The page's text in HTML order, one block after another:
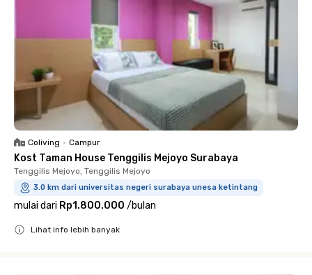
Coliving • Campur
Kost Taman House Tenggilis Mejoyo Surabaya
Tenggilis Mejoyo, Tenggilis Mejoyo
3.0 km dari universitas negeri surabaya unesa ketintang
mulai dari Rp1.800.000 /bulan
Lihat info lebih banyak